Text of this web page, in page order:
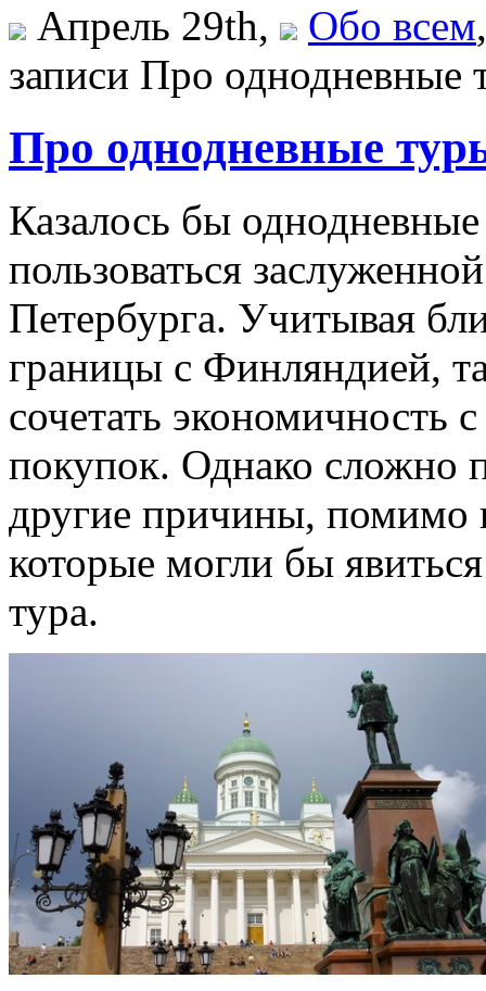
Апрель 29th, Обо всем
записи Про
Про однодневные
Казалось бы
пользоваться
Петербурга. Учитывая
границы с Финляндией,
сочетать экономичность
покупок. Однако сложно
другие причины, помимо
которые могли бы
тура.